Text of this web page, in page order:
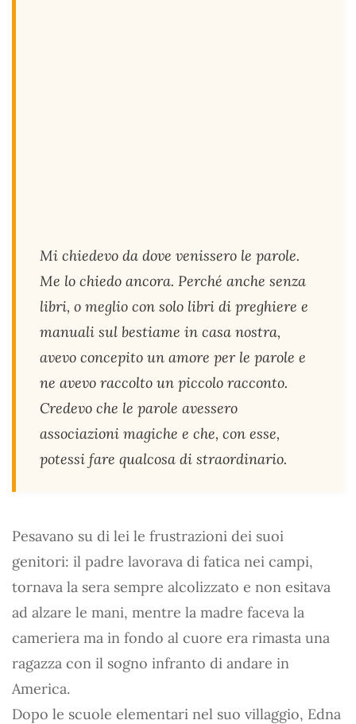
Mi chiedevo da dove venissero le parole.
Me lo chiedo ancora. Perché anche senza
libri, o meglio con solo libri di preghiere e
manuali sul bestiame in casa nostra,
avevo concepito un amore per le parole e
ne avevo raccolto un piccolo racconto.
Credevo che le parole avessero
associazioni magiche e che, con esse,
potessi fare qualcosa di straordinario.
Pesavano su di lei le frustrazioni dei suoi
genitori: il padre lavorava di fatica nei campi,
tornava la sera sempre alcolizzato e non esitava
ad alzare le mani, mentre la madre faceva la
cameriera ma in fondo al cuore era rimasta una
ragazza con il sogno infranto di andare in
America.
Dopo le scuole elementari nel suo villaggio, Edna